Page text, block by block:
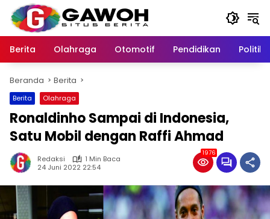
Langsung
konten
Berita
Olahraga Otomotif Pendidikan Politik
Beranda Berita
Berita Olahraga
Ronaldinho Sampai di Indonesia,
Satu Mobil dengan Raffi Ahmad
Redaksi
1 Min Baca
24 Juni 2022 22:54
1976